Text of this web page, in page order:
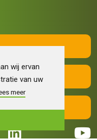
wij ervan
van uw
meer